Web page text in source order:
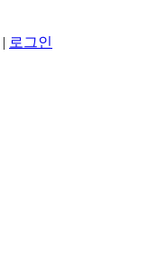
| 로그인